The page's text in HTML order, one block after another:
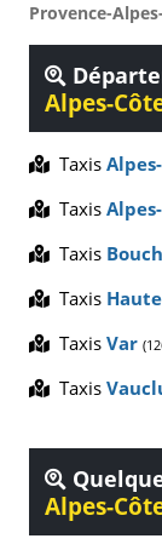
Provence-
Alpes-
Taxis
Taxis
Taxis
Taxis
Taxis Var
Taxis
Alpes-